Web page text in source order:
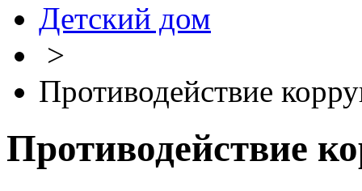
Детский дом
>
Противодействие
Противодействие